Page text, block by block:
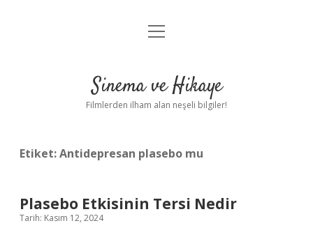
Gizlilik Politikası
Yasal Uyarı
menüyü
Sinema ve Hikaye
Filmlerden ilham alan neşeli bilgiler!
Etiket:Antidepresan plasebo mu
Plasebo Etkisinin Tersi Nedir
Tarih: Kasım 12, 2024